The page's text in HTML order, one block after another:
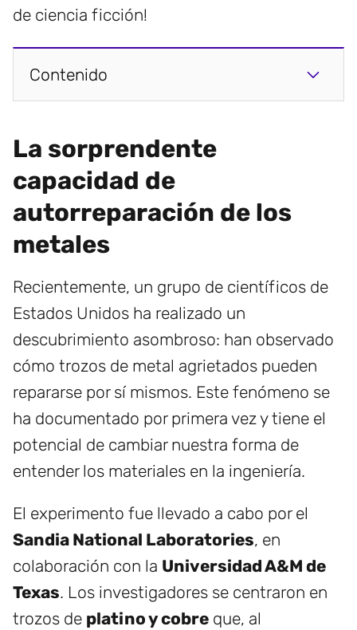
de ciencia ficción!
Contenido
La sorprendente
capacidad de
autorreparación de los
metales
Recientemente, un grupo de científicos de
Estados Unidos ha realizado un
descubrimiento asombroso: han observado
cómo trozos de metal agrietados pueden
repararse por sí mismos. Este fenómeno se
ha documentado por primera vez y tiene el
potencial de cambiar nuestra forma de
entender los materiales en la ingeniería.
El experimento fue llevado a cabo por el
Sandia National Laboratories, en
colaboración con la Universidad A&M de
Texas. Los investigadores se centraron en
trozos de platino y cobre que, al